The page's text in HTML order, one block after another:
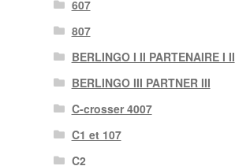
607
807
BERLINGO I II PARTENAIRE I II
BERLINGO III PARTNER III
C-crosser 4007
C1 et 107
C2